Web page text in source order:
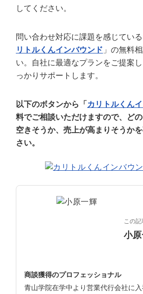
代表メッセージ（岩野圭佑）
取締役メッセージ（株本祐己）
業務委託
認定パートナー
動画ディレクター
営業
インターン
正社員
マーケマネージャー
カスタマーサクセスマネージャー
してください。
問い合わせ対応に課題を感じてい
リトルくんインバウンド 」の無料
い。自社に最適なプランをご提案
っかりサポートします。
以下のボタンから「 カリトルくん
料でご相談いただけますので、ど
空きそうか、売上が高まりそうか
さい。
この
小
商談獲得のプロフェッショナル
青山学院在学中より営業代行会社に